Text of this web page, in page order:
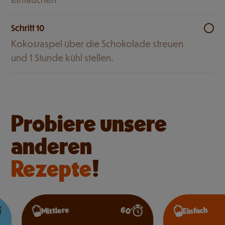
Schritt 10
Kokosraspel über die Schokolade streuen
und 1 Stunde kühl stellen.
Probiere unsere
anderen
Rezepte!
Mittlere 60’ Einfach